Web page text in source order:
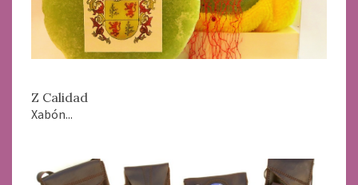
Z Calidad
Xabón...